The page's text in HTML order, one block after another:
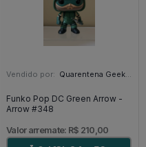
Vendido por: Quarentena Geek Store - SP
Funko Pop DC Green Arrow -
Arrow #348
Valor arremate: R$ 210,00